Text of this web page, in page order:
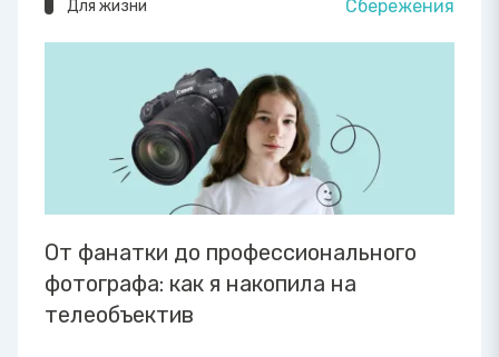
Для жизни Сбережения
От фанатки до профессионального
фотографа: как я накопила на
телеобъектив